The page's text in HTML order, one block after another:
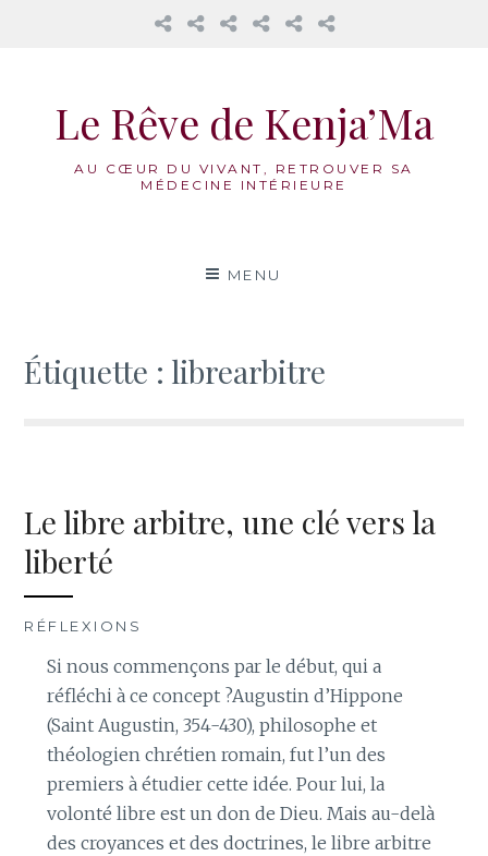
𝔸𝕦
𝕃𝕦𝕟𝕖𝕤
Mama
La Honorer
NosRéflexions
Le Rêve de Kenja’Ma
AU CŒUR DU VIVANT, RETROUVER SA
MÉDECINE INTÉRIEURE
MENU
Étiquette : librearbitre
Le libre arbitre, une clé vers la
liberté
RÉFLEXIONS
Si nous commençons par le début, qui a
réfléchi à ce concept ?Augustin d’Hippone
(Saint Augustin, 354-430), philosophe et
théologien chrétien romain, fut l’un des
premiers à étudier cette idée. Pour lui, la
volonté libre est un don de Dieu. Mais au-delà
des croyances et des doctrines, le libre arbitre